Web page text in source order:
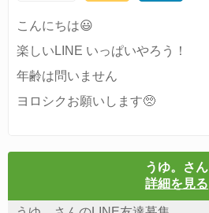
こんにちは😃
楽しいLINE いっぱいやろう！
年齢は問いません
ヨロシクお願いします🥺
うゆ。さん
詳細を見る